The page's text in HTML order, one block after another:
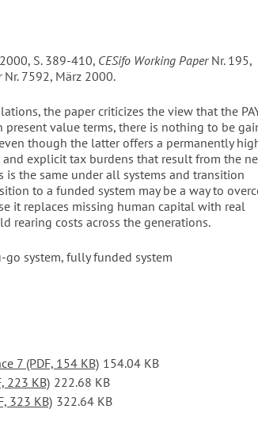
S. 389-410, CESifo Working PaperNr. 195,
Nr. 7592, März 2000.
the paper criticizes the view that the
present value terms, there is nothing to be
though the latter offers a permanently
explicit tax burdens that result from the
the same under all systems and transition
to a funded system may be a way to
it replaces missing human capital with real
rearing costs across the generations.
system, fully funded system
7 (PDF, 154 KB) 154.04 KB
223 KB) 222.68 KB
323 KB) 322.64 KB